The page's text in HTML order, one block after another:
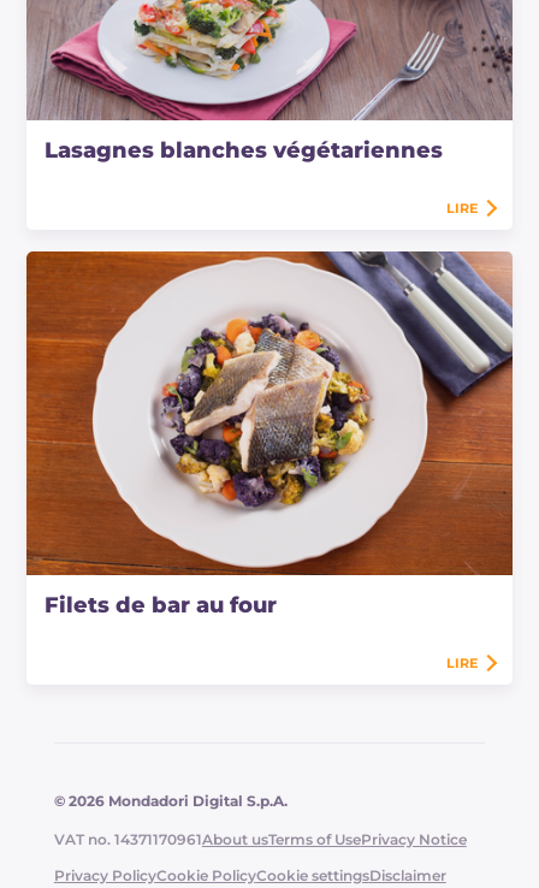
Lasagnes blanches végétariennes
LIRE
Filets de bar au four
LIRE
© 2026 Mondadori Digital S.p.A.
VAT no. 14371170961About usTerms of UsePrivacy Notice
Privacy PolicyCookie PolicyCookie settingsDisclaimer